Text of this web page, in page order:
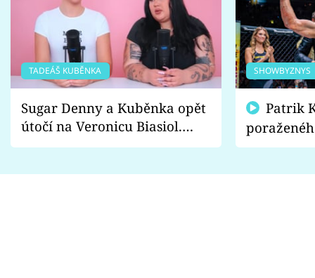
TADEÁŠ KUBĚNKA
Sugar Denny a Kuběnka opět
útočí na Veronicu Biasiol.
Proč je podle nich falešná a
SHOWBYZNYS
fanoušci